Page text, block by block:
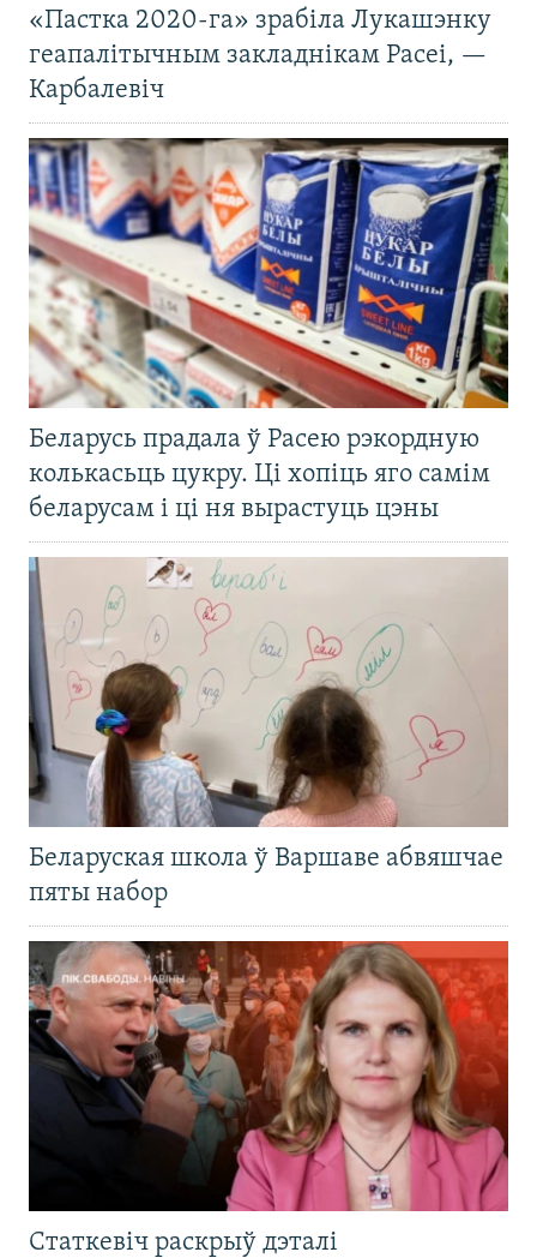
«Пастка 2020-га» зрабіла Лукашэнку
геапалітычным закладнікам Расеі, —
Карбалевіч
Беларусь прадала ў Расею рэкордную
колькасьць цукру. Ці хопіць яго самім
беларусам і ці ня вырастуць цэны
Беларуская школа ў Варшаве абвяшчае
пяты набор
Статкевіч раскрыў дэталі